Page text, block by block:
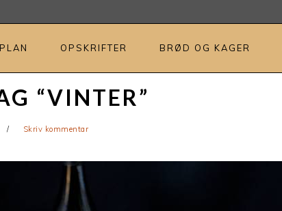
OPSKRIFTER BRØD OG KAGER
“VINTER”
Skriv kommentar